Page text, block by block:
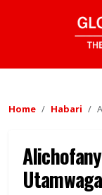
Home Habari